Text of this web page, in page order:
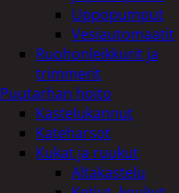
Uppopumput
Vesiautomaatit
Ruohonleikkurit ja
trimmerit
Puutarhan hoito
Kastelukannut
Kateharsot
Kukat ja ruukut
Altakastelu